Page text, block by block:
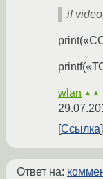
if
wlan ★★
Ссылка
Ответ на: